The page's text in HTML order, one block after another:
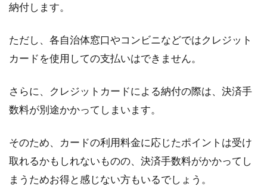
納付します。
ただし、各自治体窓口やコンビニなどではクレジット
カードを使用しての支払いはできません。
さらに、クレジットカードによる納付の際は、決済手
数料が別途かかってしまいます。
そのため、カードの利用料金に応じたポイントは受け
取れるかもしれないものの、決済手数料がかかってし
まうためお得と感じない方もいるでしょう。